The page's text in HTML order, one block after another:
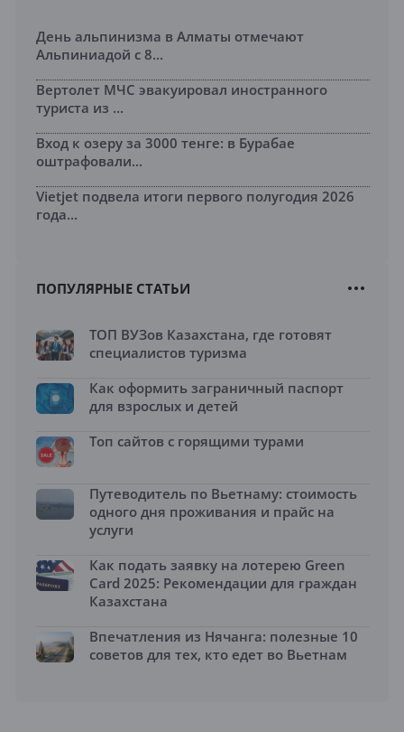
День альпинизма в Алматы отмечают
Альпиниадой с 8...
Вертолет МЧС эвакуировал иностранного
туриста из ...
Вход к озеру за 3000 тенге: в Бурабае
оштрафовали...
Vietjet подвела итоги первого полугодия 2026
года...
ПОПУЛЯРНЫЕ СТАТЬИ
ТОП ВУЗов Казахстана, где готовят
специалистов туризма
Как оформить заграничный паспорт
для взрослых и детей
Топ сайтов с горящими турами
Путеводитель по Вьетнаму: стоимость
одного дня проживания и прайс на
услуги
Как подать заявку на лотерею Green
Card 2025: Рекомендации для граждан
Казахстана
Впечатления из Нячанга: полезные 10
советов для тех, кто едет во Вьетнам